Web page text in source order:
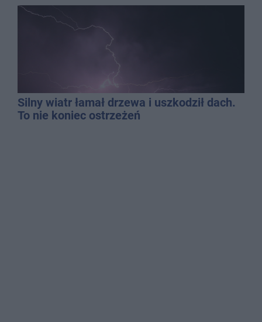
Silny wiatr łamał drzewa i uszkodził dach.
To nie koniec ostrzeżeń